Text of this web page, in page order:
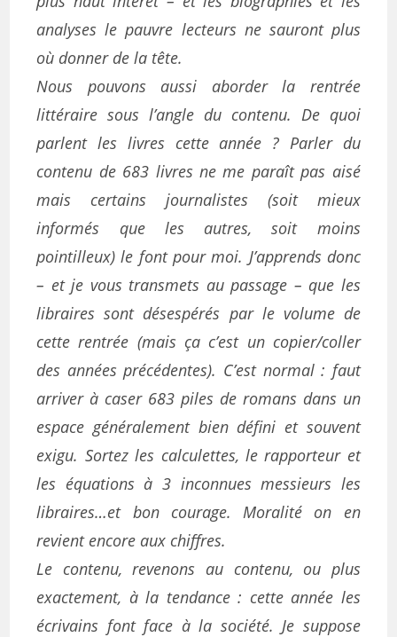
analyses le pauvre lecteurs ne sauront plus
où donner de la tête.
Nous pouvons aussi aborder la rentrée
littéraire sous l’angle du contenu. De quoi
parlent les livres cette année ? Parler du
contenu de 683 livres ne me paraît pas aisé
mais certains journalistes (soit mieux
informés que les autres, soit moins
pointilleux) le font pour moi. J’apprends donc
– et je vous transmets au passage – que les
libraires sont désespérés par le volume de
cette rentrée (mais ça c’est un copier/coller
des années précédentes). C’est normal : faut
arriver à caser 683 piles de romans dans un
espace généralement bien défini et souvent
exigu. Sortez les calculettes, le rapporteur et
les équations à 3 inconnues messieurs les
libraires…et bon courage. Moralité on en
revient encore aux chiffres.
Le contenu, revenons au contenu, ou plus
exactement, à la tendance : cette année les
écrivains font face à la société. Je suppose